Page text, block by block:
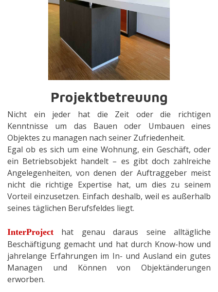
Projektbetreuung
Nicht ein jeder hat die Zeit oder die richtigen
Kenntnisse um das Bauen oder Umbauen eines
Objektes zu managen nach seiner Zufriedenheit.
Egal ob es sich um eine Wohnung, ein Geschäft, oder
ein Betriebsobjekt handelt – es gibt doch zahlreiche
Angelegenheiten, von denen der Auftraggeber meist
nicht die richtige Expertise hat, um dies zu seinem
Vorteil einzusetzen. Einfach deshalb, weil es außerhalb
seines täglichen Berufsfeldes liegt.
InterProject hat genau daraus seine alltägliche
Beschäftigung gemacht und hat durch Know-how und
jahrelange Erfahrungen im In- und Ausland ein gutes
Managen und Können von Objektänderungen
erworben.